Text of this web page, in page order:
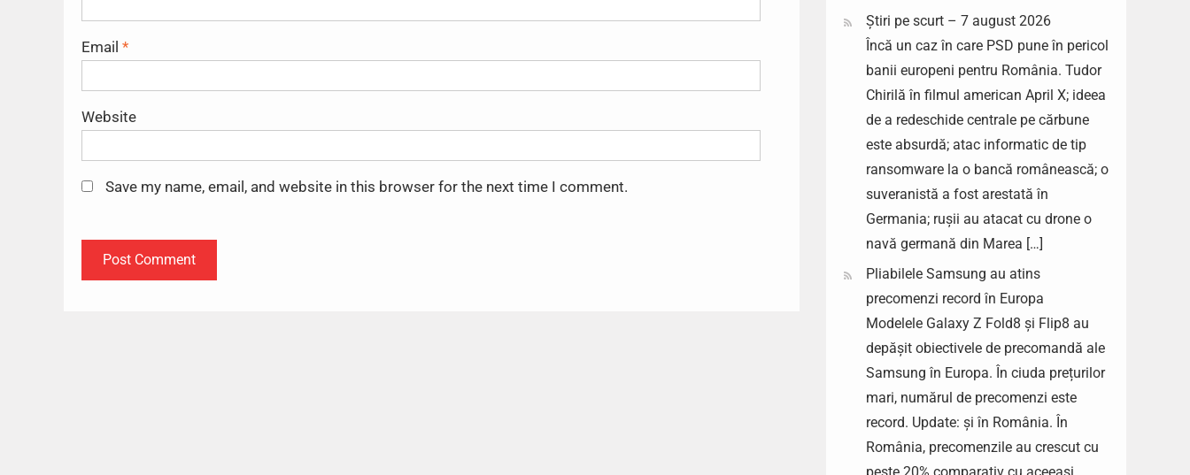
Email *
Website
Save my name, email, and website in this browser for the next time I comment.
Știri pe scurt – 7 august 2026
Încă un caz în care PSD pune în pericol
banii europeni pentru România. Tudor
Chirilă în filmul american April X; ideea
de a redeschide centrale pe cărbune
este absurdă; atac informatic de tip
ransomware la o bancă românească; o
suveranistă a fost arestată în
Germania; rușii au atacat cu drone o
navă germană din Marea […]
Pliabilele Samsung au atins
precomenzi record în Europa
Modelele Galaxy Z Fold8 și Flip8 au
depășit obiectivele de precomandă ale
Samsung în Europa. În ciuda prețurilor
mari, numărul de precomenzi este
record. Update: și în România. În
România, precomenzile au crescut cu